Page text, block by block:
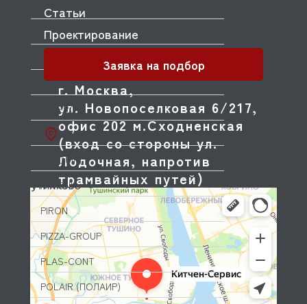
OZTIRYAKILER
P.L. Proff Cuisine
PACOJET
PANERO
PARKER
PASQUINI
PAVONI
PIRON
PIZZA-GROUP
PLAS-CONT
POLAIR (ПОЛАИР)
г. Москва,
ул. Новопоселковая 6/217,
офис 202 м.Сходненская
(вход со стороны ул.
Лодочная, напротив
трамвайных путей)
Статьи
Проектирование
Заявка на подбор